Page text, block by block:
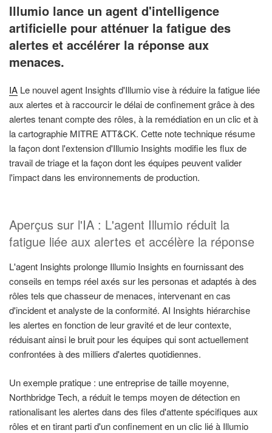
LE
Illumio lance un agent d'intelligence
artificielle pour atténuer la fatigue des
alertes et accélérer la réponse aux
menaces.
IA Le nouvel agent Insights d'Illumio vise à réduire la fatigue liée
aux alertes et à raccourcir le délai de confinement grâce à des
alertes tenant compte des rôles, à la remédiation en un clic et à
la cartographie MITRE ATT&CK. Cette note technique résume
la façon dont l'extension d'Illumio Insights modifie les flux de
travail de triage et la façon dont les équipes peuvent valider
l'impact dans les environnements de production.
Aperçus sur l'IA : L'agent Illumio réduit la
fatigue liée aux alertes et accélère la réponse
L'agent Insights prolonge Illumio Insights en fournissant des
conseils en temps réel axés sur les personas et adaptés à des
rôles tels que chasseur de menaces, intervenant en cas
d'incident et analyste de la conformité. AI Insights hiérarchise
les alertes en fonction de leur gravité et de leur contexte,
réduisant ainsi le bruit pour les équipes qui sont actuellement
confrontées à des milliers d'alertes quotidiennes.
Un exemple pratique : une entreprise de taille moyenne,
Northbridge Tech, a réduit le temps moyen de détection en
rationalisant les alertes dans des files d'attente spécifiques aux
rôles et en tirant parti d'un confinement en un clic lié à Illumio